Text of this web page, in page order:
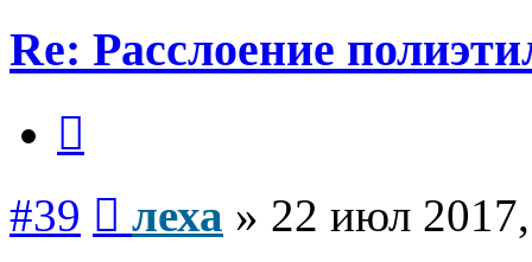
Re: Расслоение
#39 леха » 22 июл